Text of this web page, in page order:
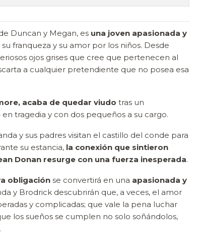
Duncan y Megan, es una joven apasionada y
franqueza y su amor por los niños. Desde
ojos grises que cree que pertenecen al
a cualquier pretendiente que no posea esa
acaba de quedar viudo tras un
tragedia y con dos pequeños a su cargo.
y sus padres visitan el castillo del conde para
su estancia, la conexión que sintieron
Donan resurge con una fuerza inesperada.
obligaciónse convertirá en una apasionada y
y Brodrick descubrirán que, a veces, el amor
y complicadas; que vale la pena luchar
los sueños se cumplen no solo soñándolos,